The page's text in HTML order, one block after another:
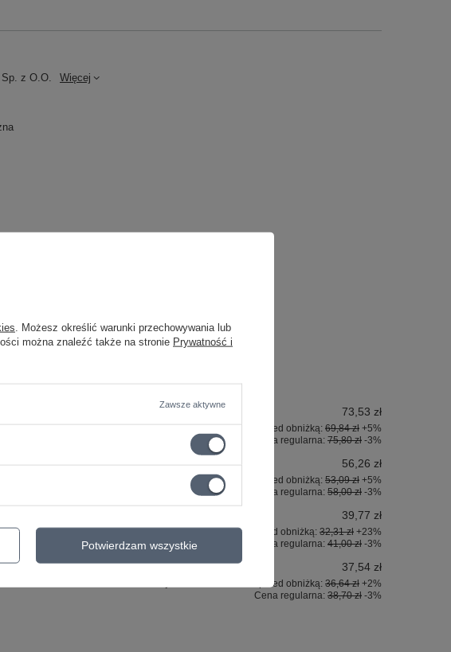
z O.O. Więcej
73,53 zł
Najniższa cena z 30 dni przed obniżką: 69,84 zł +5%
Cena regularna: 75,80 zł -3%
56,26 zł
Najniższa cena z 30 dni przed obniżką: 53,09 zł +5%
Cena regularna: 58,00 zł -3%
39,77 zł
Najniższa cena z 30 dni przed obniżką: 32,31 zł +23%
Cena regularna: 41,00 zł -3%
37,54 zł
Najniższa cena z 30 dni przed obniżką: 36,64 zł +2%
Cena regularna: 38,70 zł -3%
. Możesz określić warunki przechowywania lub
można znaleźć także na stronie Prywatność i
Zawsze aktywne
Potwierdzam wszystkie